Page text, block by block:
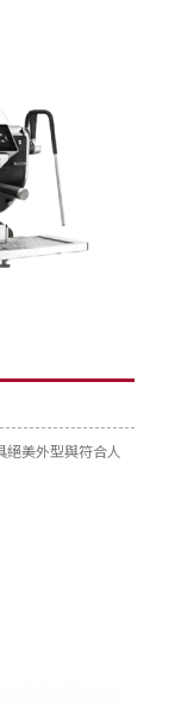
絕美外型與符合人